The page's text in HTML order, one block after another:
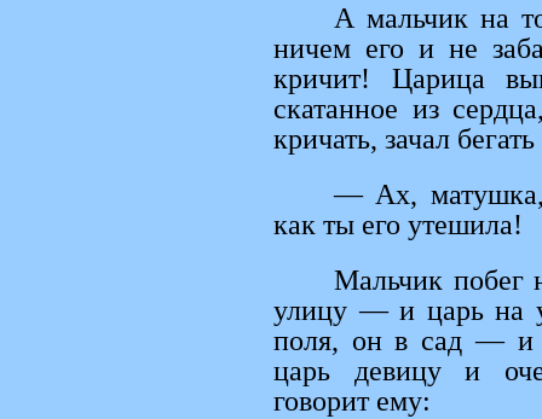
А мальчик на
ничем его и не
кричит! Царица
скатанное из
кричать, зачал
— Ах,
как ты его утешила!
Мальчик побег
улицу — и царь на
поля, он в сад — и
царь девицу и
говорит ему: